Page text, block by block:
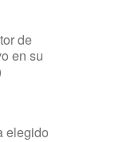
qué
de
en su